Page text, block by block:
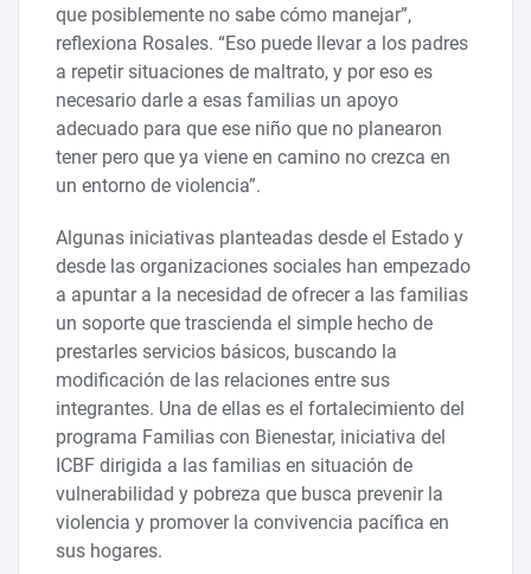
que posiblemente no sabe cómo manejar”,
reflexiona Rosales. “Eso puede llevar a los padres
a repetir situaciones de maltrato, y por eso es
necesario darle a esas familias un apoyo
adecuado para que ese niño que no planearon
tener pero que ya viene en camino no crezca en
un entorno de violencia”.
Algunas iniciativas planteadas desde el Estado y
desde las organizaciones sociales han empezado
a apuntar a la necesidad de ofrecer a las familias
un soporte que trascienda el simple hecho de
prestarles servicios básicos, buscando la
modificación de las relaciones entre sus
integrantes. Una de ellas es el fortalecimiento del
programa Familias con Bienestar, iniciativa del
ICBF dirigida a las familias en situación de
vulnerabilidad y pobreza que busca prevenir la
violencia y promover la convivencia pacífica en
sus hogares.